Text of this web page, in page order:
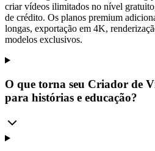
criar vídeos ilimitados no nível
de crédito. Os planos premium
longas, exportação em 4K,
modelos exclusivos.
O que torna seu Criador de
para histórias e educação?